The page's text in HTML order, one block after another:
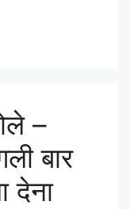
–
बार
देना